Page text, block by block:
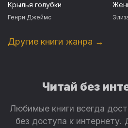
Крылья голубки
Генри Джеймс
Другие книги жанра →
Читай без
Любимые книги всегда
без доступа к интернету.